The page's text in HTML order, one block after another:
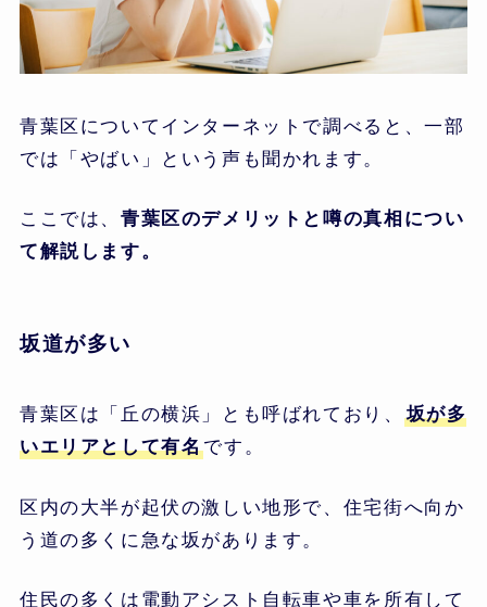
青葉区についてインターネットで調べると、一部
では「やばい」という声も聞かれます。
ここでは、 青葉区のデメリットと噂の真相につい
て解説します。
坂道が多い
青葉区は「丘の横浜」とも呼ばれており、
坂が多
いエリアとして有名です。
区内の大半が起伏の激しい地形で、住宅街へ向か
う道の多くに急な坂があります。
住民の多くは電動アシスト自転車や車を所有して